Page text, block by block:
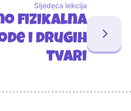
Sljedeća lekcija
fizikalna
i drugih
tvari